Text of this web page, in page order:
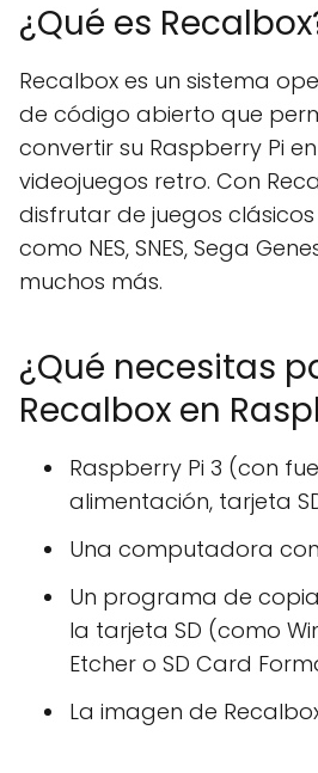
¿Qué es
Recalbox es un sistema
de código abierto que
convertir su Raspberry Pi
videojuegos retro. Con
disfrutar de juegos
como NES, SNES, Sega
muchos más.
¿Qué necesitas
Recalbox en
Raspberry Pi 3 (con
alimentación, tarjeta
Una computadora
Un programa de
la tarjeta SD (como
Etcher o SD Card
La imagen de